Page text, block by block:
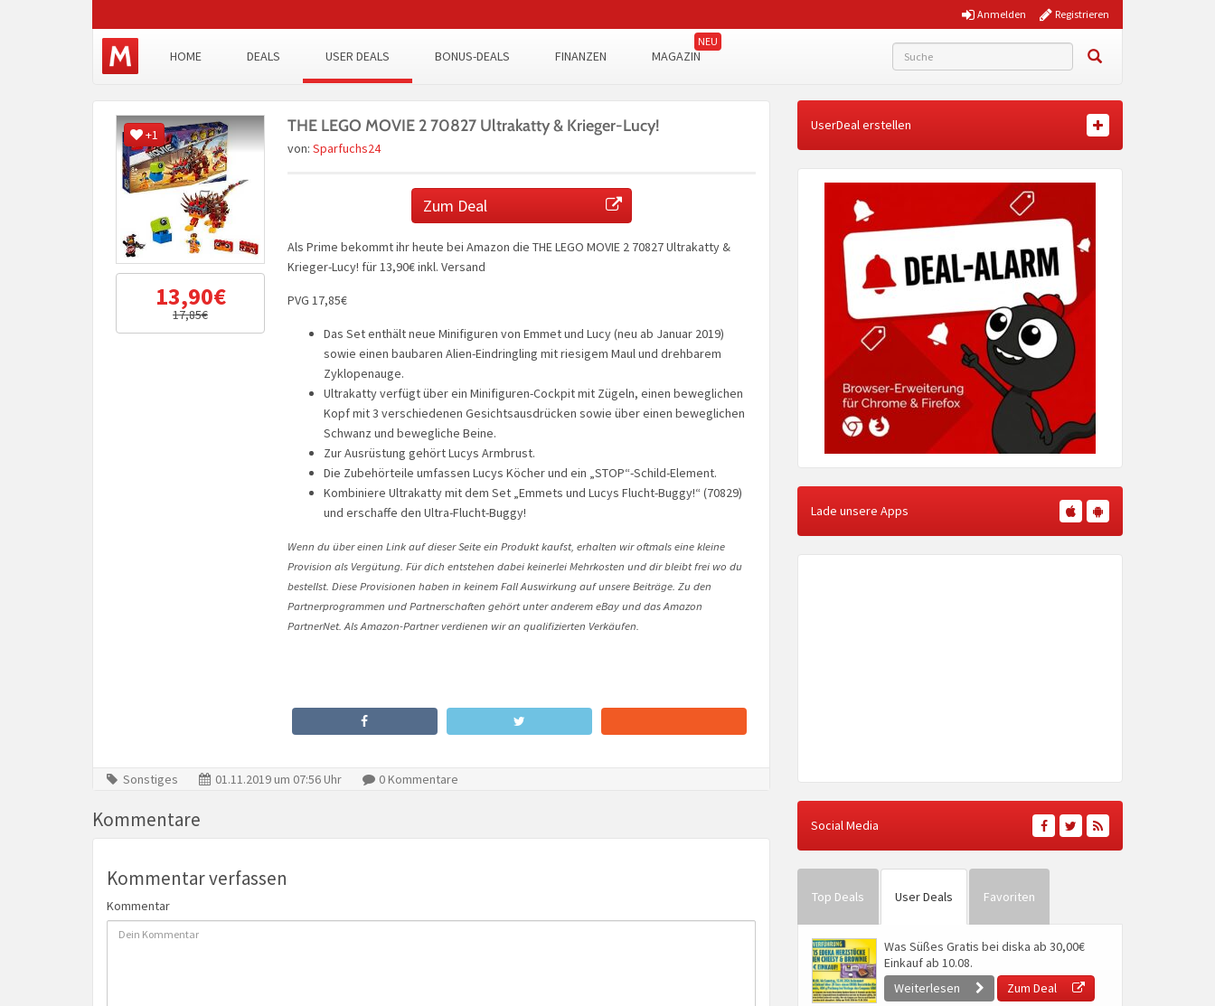
Registrieren
Anmelden
HOME DEALS USER DEALS BONUS-DEALS FINANZEN MAGAZIN
+1
13,90€
17,85€
THE LEGO MOVIE 2 70827 Ultrakatty & Krieger-Lucy!
von: Sparfuchs24
Zum Deal
Als Prime bekommt ihr heute bei Amazon die THE LEGO MOVIE 2 70827 Ultrakatty &
Krieger-Lucy! für 13,90€ inkl. Versand
PVG 17,85€
Das Set enthält neue Minifiguren von Emmet und Lucy (neu ab Januar 2019)
sowie einen baubaren Alien-Eindringling mit riesigem Maul und drehbarem
Zyklopenauge.
Ultrakatty verfügt über ein Minifiguren-Cockpit mit Zügeln, einen beweglichen
Kopf mit 3 verschiedenen Gesichtsausdrücken sowie über einen beweglichen
Schwanz und bewegliche Beine.
Zur Ausrüstung gehört Lucys Armbrust.
Die Zubehörteile umfassen Lucys Köcher und ein „STOP“-Schild-Element.
Kombiniere Ultrakatty mit dem Set „Emmets und Lucys Flucht-Buggy!“ (70829)
und erschaffe den Ultra-Flucht-Buggy!
Wenn du über einen Link auf dieser Seite ein Produkt kaufst, erhalten wir oftmals eine kleine
Provision als Vergütung. Für dich entstehen dabei keinerlei Mehrkosten und dir bleibt frei wo du
bestellst. Diese Provisionen haben in keinem Fall Auswirkung auf unsere Beiträge. Zu den
Partnerprogrammen und Partnerschaften gehört unter anderem eBay und das Amazon
PartnerNet. Als Amazon-Partner verdienen wir an qualifizierten Verkäufen.
Sonstiges 01.11.2019 um 07:56 Uhr 0 Kommentare
Kommentare
Kommentar verfassen
Kommentar
UserDeal erstellen
Lade unsere Apps
Social Media
Top Deals User Deals Favoriten
Was Süßes Gratis bei diska ab 30,00€
Einkauf ab 10.08.
Weiterlesen
Zum Deal